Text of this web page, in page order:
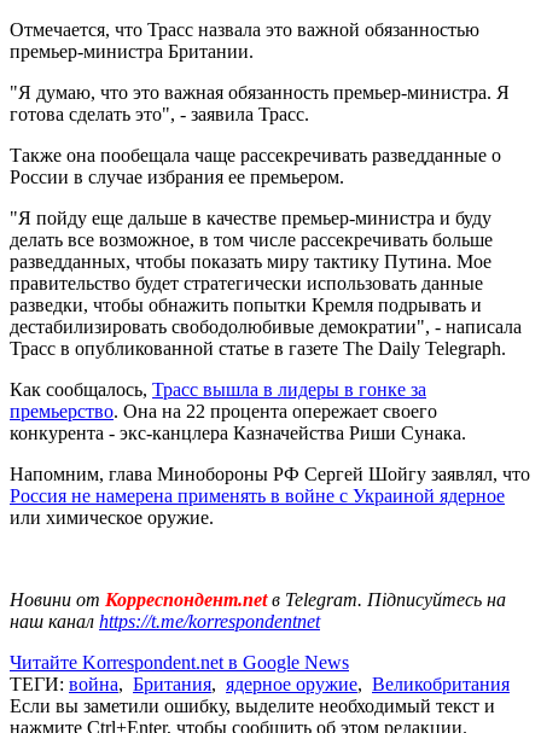
Отмечается, что Трасс назвала это важной обязанностью
премьер-министра Британии.
"Я думаю, что это важная обязанность премьер-министра. Я
готова сделать это", - заявила Трасс.
Также она пообещала чаще рассекречивать разведданные о
России в случае избрания ее премьером.
"Я пойду еще дальше в качестве премьер-министра и буду
делать все возможное, в том числе рассекречивать больше
разведданных, чтобы показать миру тактику Путина. Мое
правительство будет стратегически использовать данные
разведки, чтобы обнажить попытки Кремля подрывать и
дестабилизировать свободолюбивые демократии", - написала
Трасс в опубликованной статье в газете The Daily Telegraph.
Как сообщалось, Трасс вышла в лидеры в гонке за
премьерство. Она на 22 процента опережает своего
конкурента - экс-канцлера Казначейства Риши Сунака.
Напомним, глава Минобороны РФ Сергей Шойгу заявлял, что
Россия не намерена применять в войне с Украиной ядерное
или химическое оружие.
Новини от Корреспондент.netв Telegram. Підписуйтесь на
наш канал https://t.me/korrespondentnet
Читайте Korrespondent.net в Google News
ТЕГИ: война, Британия, ядерное оружие, Великобритания
Если вы заметили ошибку, выделите необходимый текст и
нажмите Ctrl+Enter, чтобы сообщить об этом редакции.